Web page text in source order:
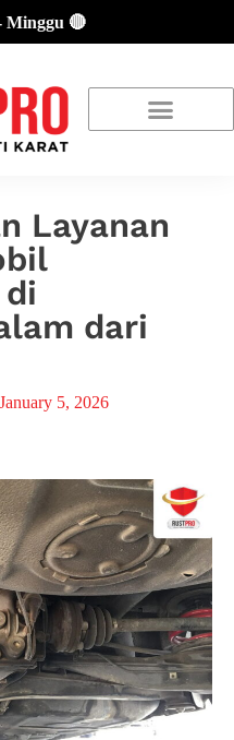
🔴
Layanan
dari
January 5, 2026